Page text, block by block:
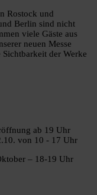
Rostock und
Berlin sind nicht
viele Gäste aus
neuen Messe
der Werke
ab 19 Uhr
von 10 - 17 Uhr
– 18-19 Uhr